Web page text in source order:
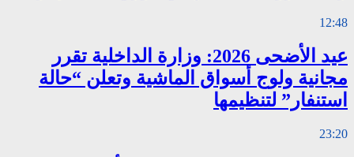
12:48
عيد الأضحى 2026: وزارة الداخلية تقرر
مجانية ولوج أسواق الماشية وتعلن “حالة
استنفار” لتنظيمها
23:20